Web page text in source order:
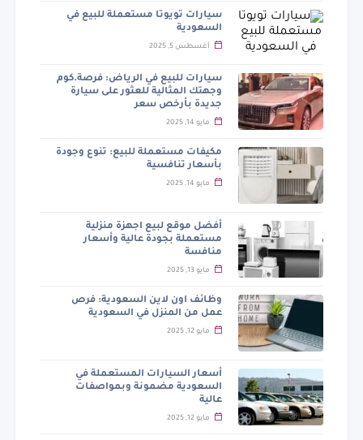
سيارات تويوتا مستعملة للبيع في
السعودية
أغسطس 5, 2025
سيارات للبيع في الرياض: فرصة.كوم
وجهتك المثالية للعثور على سيارة
جديدة بأرخص سعر
مايو 14, 2025
مكيفات مستعملة للبيع: تنوع وجودة
بأسعار تنافسية
مايو 14, 2025
أفضل موقع لبيع اجهزة منزلية
مستعملة بجودة عالية وأسعار
منافسة
مايو 13, 2025
وظائف اون لاين السعودية: فرص
عمل من المنزل في السعودية
مايو 12, 2025
أسعار السيارات المستعملة في
السعودية مضمونة وبمواصفات
عالية
مايو 12, 2025